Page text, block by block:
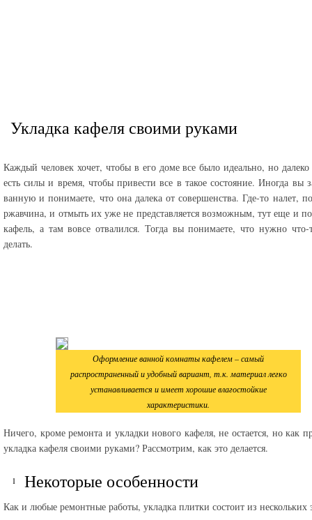
Укладка кафеля своими руками
Каждый человек хочет, чтобы в его доме все было идеально, но далеко
есть силы и время, чтобы привести все в такое состояние. Иногда вы
ванную и понимаете, что она далека от совершенства. Где-то налет,
ржавчина, и отмыть их уже не представляется возможным, тут еще и
кафель, а там вовсе отвалился. Тогда вы понимаете, что нужно
делать.
Оформление ванной комнаты кафелем – самый
распространенный и удобный вариант, т.к. материал легко
устанавливается и имеет хорошие влагостойкие
характеристики.
Ничего, кроме ремонта и укладки нового кафеля, не остается, но как
укладка кафеля своими руками? Рассмотрим, как это делается.
Некоторые особенности
Как и любые ремонтные работы, укладка плитки состоит из нескольких